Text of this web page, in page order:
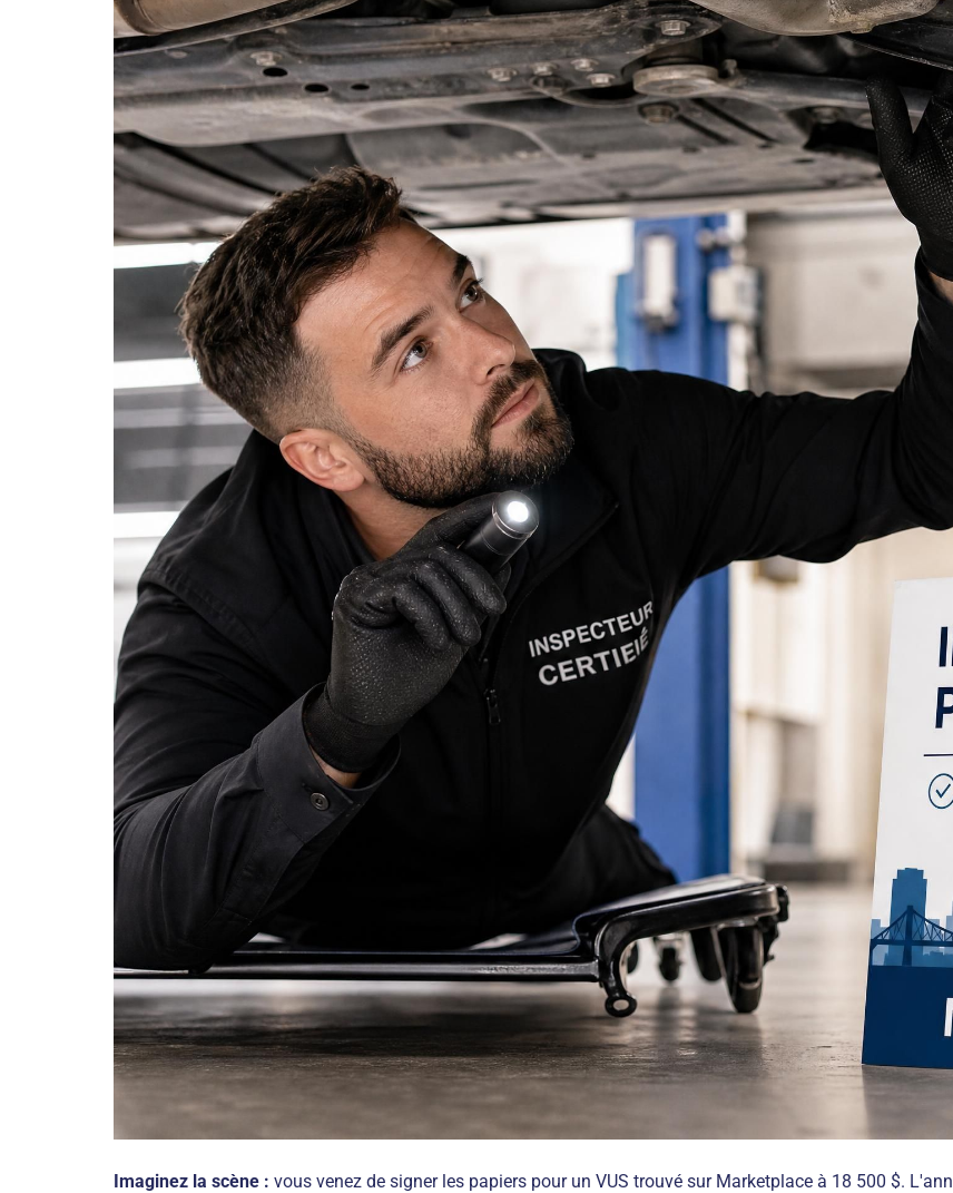
Imaginez la scène : vous venez de signer les papiers pour un VUS trouvé sur Marketplace à 18 500 $.